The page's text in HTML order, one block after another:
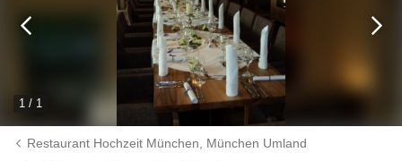
1 / 1
Restaurant Hochzeit München, München Umland